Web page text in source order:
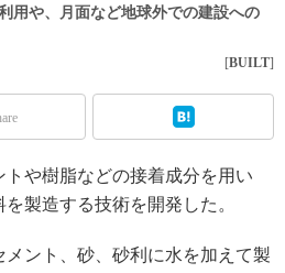
くりワールド 2020
用や、月面など地球外での建設への
[BUILT]
や樹脂などの接着成分を用い
製造する技術を開発した。
ント、砂、砂利に水を加えて製